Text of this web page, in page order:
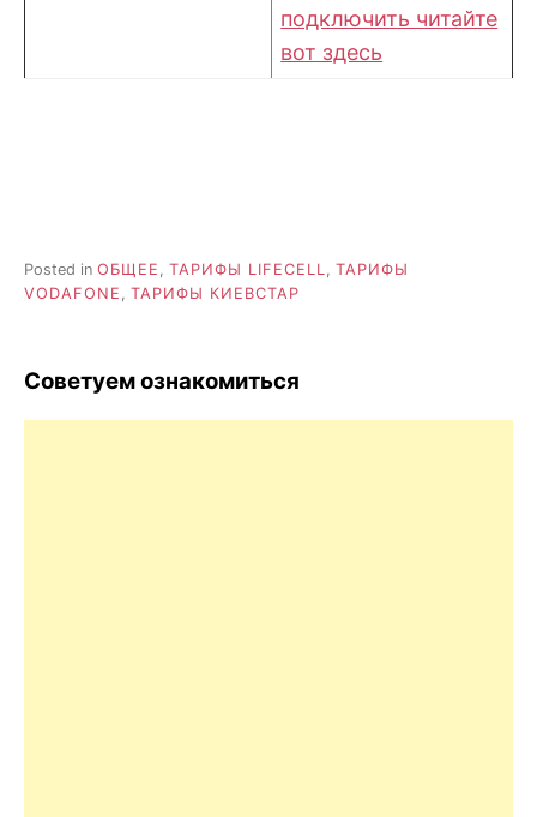
подключить читайте
вот здесь
Posted in ОБЩЕЕ ТАРИФЫ LIFECELL
ТАРИФЫ
VODAFONE
ТАРИФЫ КИЕВСТАР
Советуем ознакомиться